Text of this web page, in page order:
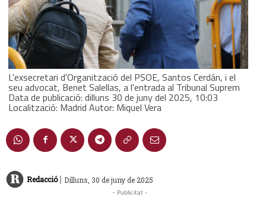
L'exsecretari d'Organització del PSOE, Santos Cerdán, i el
seu advocat, Benet Salellas, a l'entrada al Tribunal Suprem
Data de publicació: dilluns 30 de juny del 2025, 10:03
Localització: Madrid Autor: Miquel Vera
Redacció | Dilluns, 30 de juny de 2025
- Publicitat -